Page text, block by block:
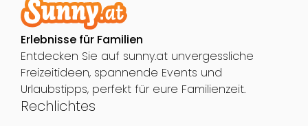
Erlebnisse für Familien
Entdecken Sie auf sunny.at unvergessliche
Freizeitideen, spannende Events und
Urlaubstipps, perfekt für eure Familienzeit.
Rechlichtes